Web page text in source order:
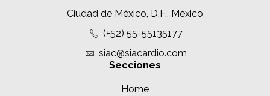
Ciudad de México, D.F., México
(+52) 55-55135177
siac@siacardio.com
Secciones
Home